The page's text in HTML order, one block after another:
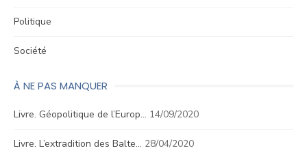
Politique
Société
À NE PAS MANQUER
Livre. Géopolitique de l’Europ… 14/09/2020
Livre. L’extradition des Balte… 28/04/2020